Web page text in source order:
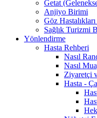
Getat
Anjiyo Birimi
Göz
Sağlık Turizmi
Yönlendirme
Hasta Rehberi
Nasıl
Nasıl
Ziyaretçi
Hasta -